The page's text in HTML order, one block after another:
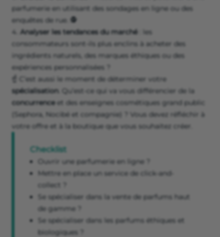
parfumerie en utilisant des sondages en ligne ou des
enquêtes de rue. 🕵️
Analyser les tendances du marché : les
consommateurs sont-ils plus enclins à acheter des
ingrédients naturels, des marques éthiques ou des
expériences personnalisées ?
☝️ C’est aussi le moment de déterminer votre
spécialisation. Qu’est-ce qui va vous différencier de la
concurrenceet des enseignes cosmétiques grand public
(Sephora, Nocibé et compagnie) ? Vous devez réfléchir à
votre offre et à la boutique que vous souhaitez créer.
Checklist
Ouvrir une parfumerie en ligne ?
Mettre en place un service de click-and-
collect ?
Se spécialiser dans la vente de parfums haut
de gamme ?
Se spécialiser dans les parfums éthiques et
biologiques ?